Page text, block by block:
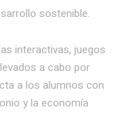
sostenible.
interactivas, juegos
a cabo por
a los alumnos con
y la economía